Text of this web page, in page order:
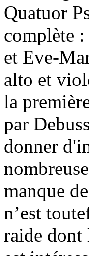
Quatuor
complète
et Eve-
alto et
la
par
donner
manque
n’est
raide dont